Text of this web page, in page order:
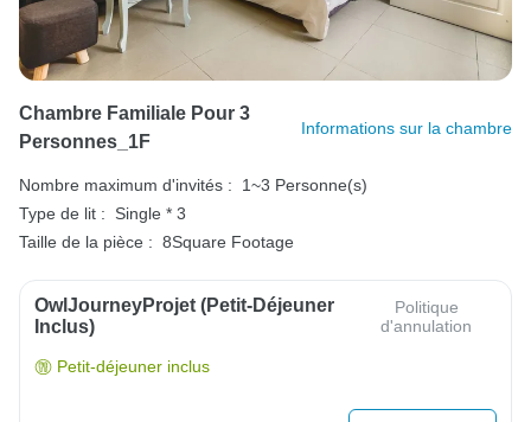
Chambre Familiale Pour 3
Personnes_1F
Informations sur la chambre
Nombre maximum d'invités :
1~3 Personne(s)
Type de lit :
Single * 3
Taille de la pièce : 8Square Footage
OwlJourneyProjet (petit-Déjeuner
Inclus)
Politique
d'annulation
Petit-déjeuner inclus